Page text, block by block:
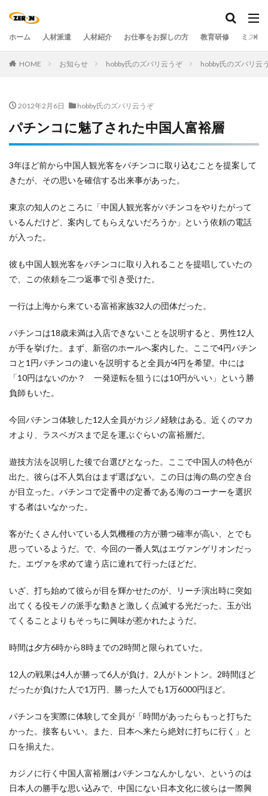
ホーム 人材派遣 人材紹介 お仕事をお探しの方 教育研修 ミステ
HOME お知らせ hobby氏のズバリ云うぞ hobby氏のズバリ云
2012年2月6日 hobby氏のズバリ云うぞ
パチンコに魅了された中国人富裕層
3年ほど前から中国人観光客をパチンコに取り込むことを提案して
きたが、その思いを確信する出来事があった。
東京の知人のところに「中国人観光客がパチンコをやりたがって
いるんだけど、案内してもらえないだろうか」という依頼の電話
が入った。
彼も中国人観光客をパチンコに取り入れることを提唱していたの
で、この依頼を二つ返事で引き受けた。
一行は上海から来ている富裕家族32人の団体だった。
パチンコは18歳未満は入店できないことを説明すると、男性12人
が手を挙げた。まず、新宿のホールへ案内した。ここで4円パチン
コと1円パチンコの違いを説明すると全員が4円を希望。中には
「10円はないのか？ 一発逆転を狙うには10円がいい」という勝
負師もいた。
今回パチンコ体験した12人全員がカジノ経験はある。近くのマカ
オより、ラスベガスまで足を運ぶぐらいの富裕層だ。
遊技方法を説明した後で台選びとなった。ここで中国人の特色が
出た。彼らは不人気台はまず選ばない。この日は海の島の空き台
が目立った。パチンコで定番中の定番である海のコーナーを選択
する者はいなかった。
客がたくさん付いている人気機種の方が勝つ確率が高い、とでも
思っているようだ。で、今回の一番人気はエヴァンゲリオンだっ
た。エヴァを求めて違う店に連れて行ったほどだ。
いざ、打ち始めて彼らが目を輝かせたのが、リーチ演出時に突如
出てくる役モノの派手な動きと激しく点滅する光だった。玉が出
てくることよりもそっちに興味が惹かれたようだ。
時間は夕方6時から8時までの2時間と限られていた。
12人の戦果は4人が勝って6人が負け。2人がトントン。2時間ほど
だったが負けた人で1万円、勝った人でも1万6000円ほど。
パチンコを実際に体験して全員が「時間があったらもっと打ちた
かった。接客もいい。また、日本へ来たら絶対に打ちに行く」と
口を揃えた。
カジノに行く中国人富裕層はパチンコなんかしない、というのは
日本人の勝手な思い込みで、中国にない日本文化に彼らは一際興